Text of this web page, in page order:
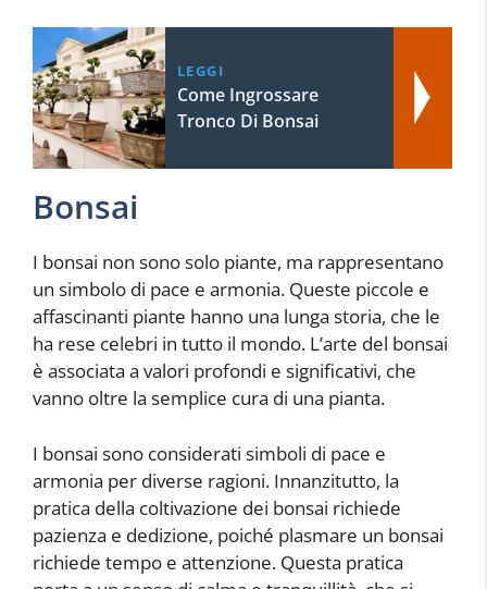
LEGGI
Come Ingrossare
Tronco Di Bonsai
Bonsai
I bonsai non sono solo piante, ma rappresentano
un simbolo di pace e armonia. Queste piccole e
affascinanti piante hanno una lunga storia, che le
ha rese celebri in tutto il mondo. L’arte del bonsai
è associata a valori profondi e significativi, che
vanno oltre la semplice cura di una pianta.
I bonsai sono considerati simboli di pace e
armonia per diverse ragioni. Innanzitutto, la
pratica della coltivazione dei bonsai richiede
pazienza e dedizione, poiché plasmare un bonsai
richiede tempo e attenzione. Questa pratica